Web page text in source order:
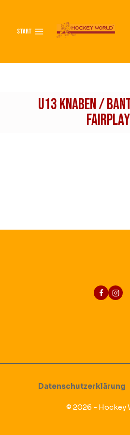
START
U13 KNABEN /
FAirplay
Datenschutzerklärung
© 2026 - Hockey